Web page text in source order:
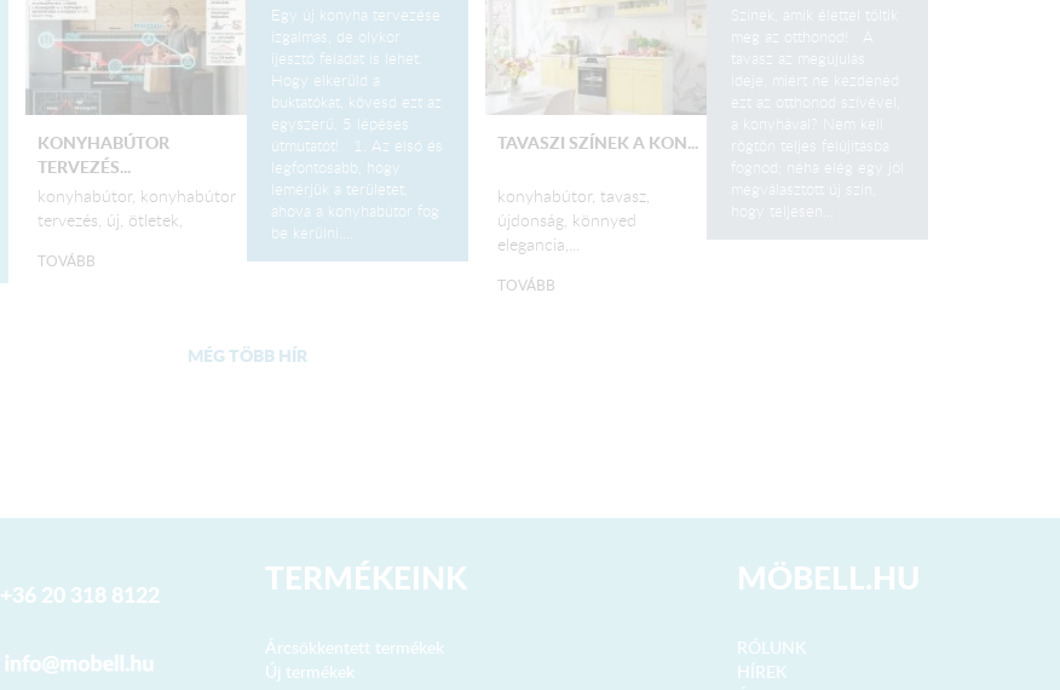
KONYHABÚTOR
TERVEZÉS...
konyhabútor, konyhabútor
tervezés, új, ötletek,
TOVÁBB
Egy új konyha tervezése
izgalmas, de olykor
ijesztő feladat is lehet.
Hogy elkerüld a
buktatókat, kövesd ezt az
egyszerű, 5 lépéses
útmutatót! 1. Az első és
legfontosabb, hogy
lemérjük a területet,
ahova a konyhabútor fog
be kerülni....
TAVASZI SZÍNEK A KON...
konyhabútor, tavasz,
újdonság, könnyed
elegancia,...
TOVÁBB
Színek, amik élettel töltik
meg az otthonod! A
tavasz az megújulás
ideje, miért ne kezdenéd
ezt az otthonod szívével,
a konyhával? Nem kell
rögtön teljes felújításba
fognod; néha elég egy jól
megválasztott új szín,
hogy teljesen...
MÉG TÖBB HÍR
+36 20 318 8122 TERMÉKEINK
Árcsökkentett termékek
Új termékek
MÖBELL.HU
RÓLUNK
HÍREK